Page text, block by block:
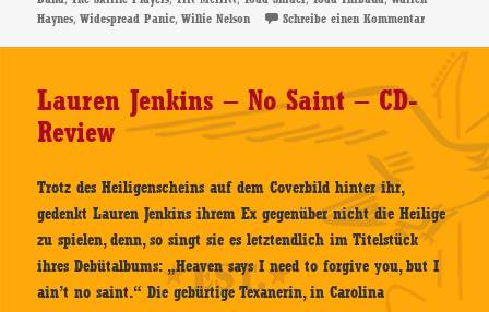
–
CD-
Review
Haynes,Widespread Panic,Willie Nelson Schreibe einen Kommentarzu Various
Lauren Jenkins – No Saint – CD-
Review
Trotz des Heiligenscheins auf dem Coverbild hinter ihr,
gedenkt Lauren Jenkins ihrem Ex gegenüber nicht die Heilige
zu spielen, denn, so singt sie es letztendlich im Titelstück
ihres Debütalbums: „Heaven says I need to forgive you, but I
ain’t no saint.“ Die gebürtige Texanerin, in Carolina